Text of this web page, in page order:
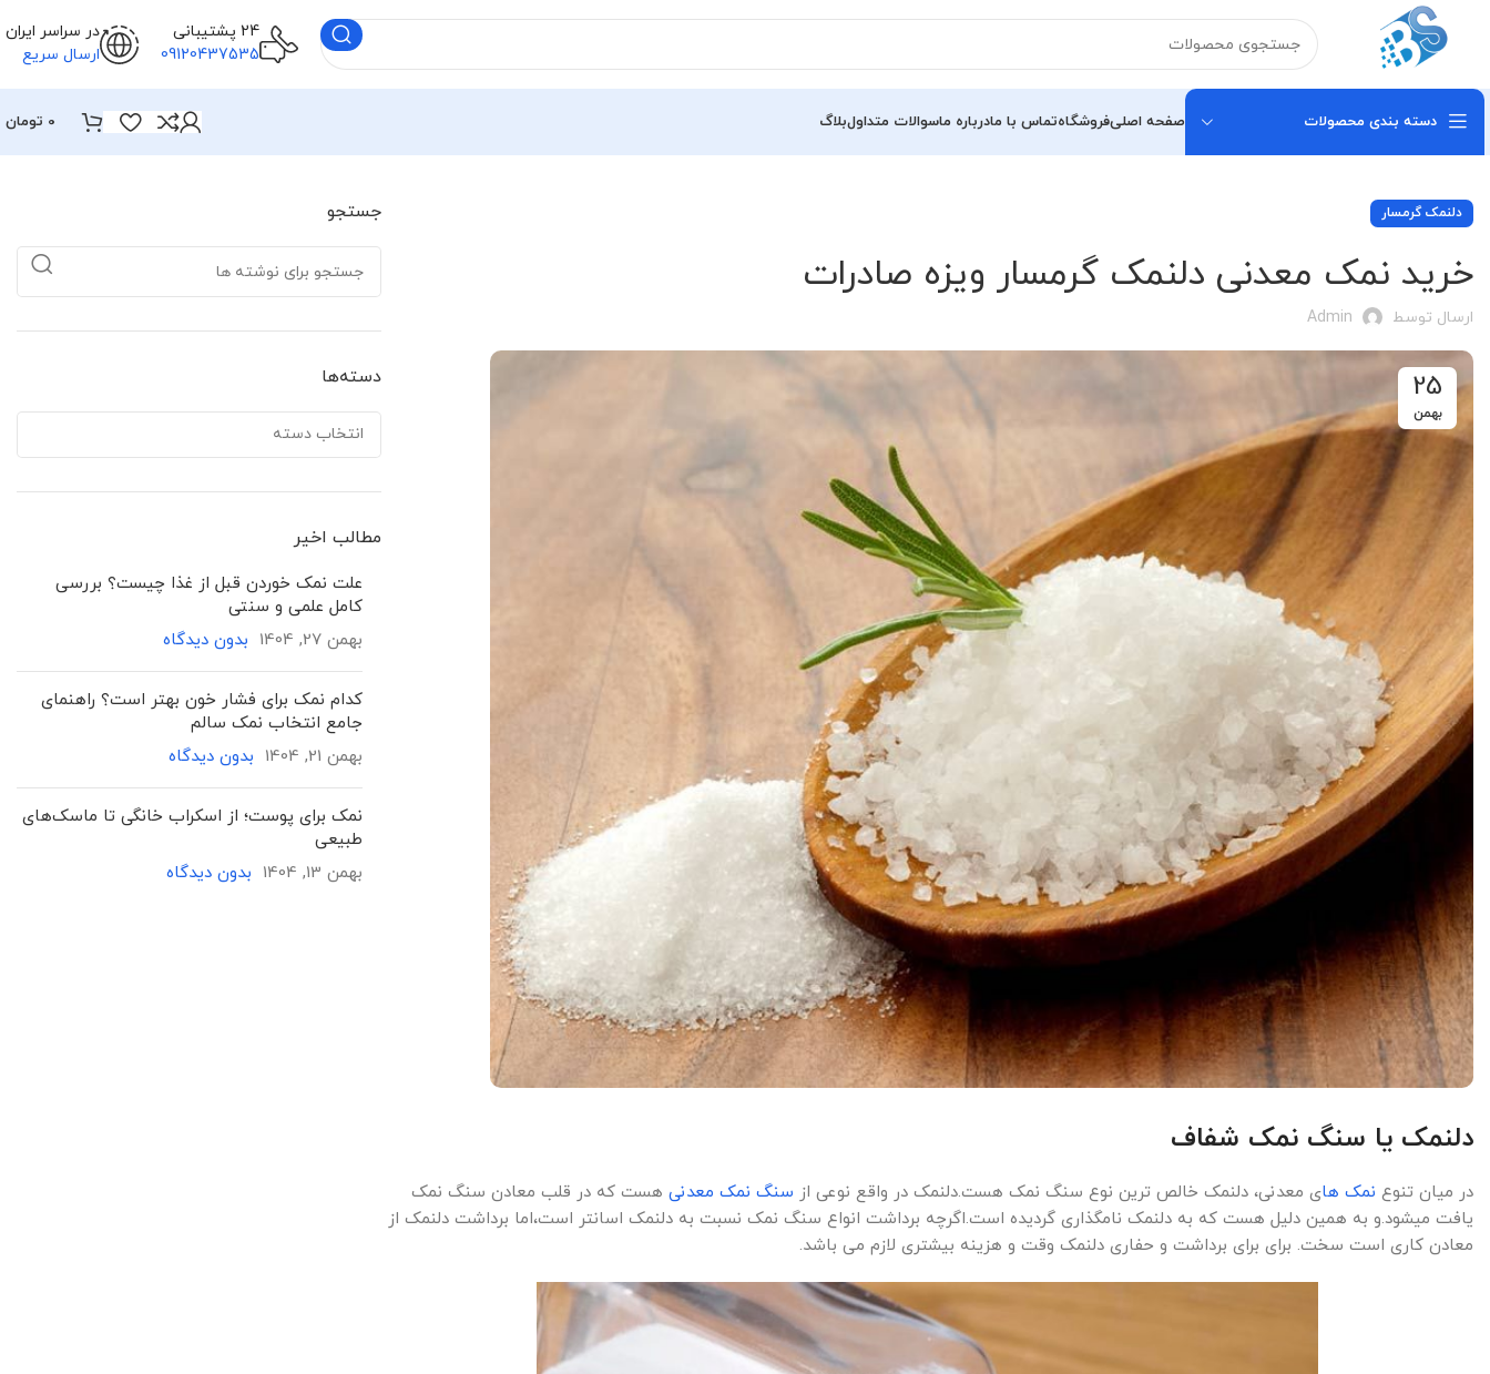
24 پشتیبانی
09120437535
در سراسر ایران
ارسال سریع
دسته بندی محصولات صفحه اصلیفروشگاهتماس با مادرباره ماسوالات متداولبلاگ 0 تومان
دلنمک گرمسار
خرید نمک معدنی دلنمک گرمسار ویزه صادرات
ارسال توسط Admin
25
بهمن
دلنمک یا سنگ نمک شفاف
در میان تنوع نمک های معدنی، دلنمک خالص ترین نوع سنگ نمک هست.دلنمک در واقع نوعی از سنگ نمک معدنی هست که در قلب معادن سنگ نمک
یافت میشود.و به همین دلیل هست که به دلنمک نامگذاری گردیده است.اگرچه برداشت انواع سنگ نمک نسبت به دلنمک اسانتر است،اما برداشت دلنمک از
معادن کاری است سخت. برای برای برداشت و حفاری دلنمک وقت و هزینه بیشتری لازم می باشد.
جستجو
دسته‌ها
مطالب اخیر
علت نمک خوردن قبل از غذا چیست؟ بررسی
کامل علمی و سنتی
بهمن 27, 1404
بدون دیدگاه
کدام نمک برای فشار خون بهتر است؟ راهنمای
جامع انتخاب نمک سالم
بهمن 21, 1404
بدون دیدگاه
نمک برای پوست؛ از اسکراب خانگی تا ماسک‌های
طبیعی
بهمن 13, 1404
بدون دیدگاه